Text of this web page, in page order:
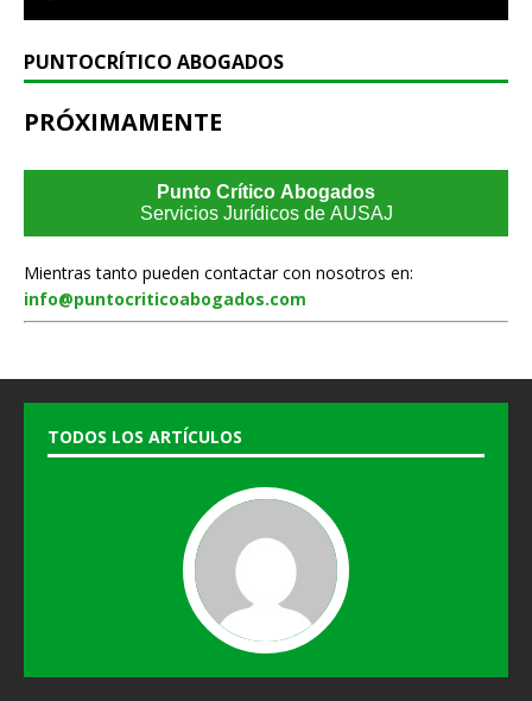
PUNTOCRÍTICO ABOGADOS
PRÓXIMAMENTE
Punto Crítico Abogados
Servicios Jurídicos de AUSAJ
Mientras tanto pueden contactar con nosotros en:
info@puntocriticoabogados.com
TODOS LOS ARTÍCULOS